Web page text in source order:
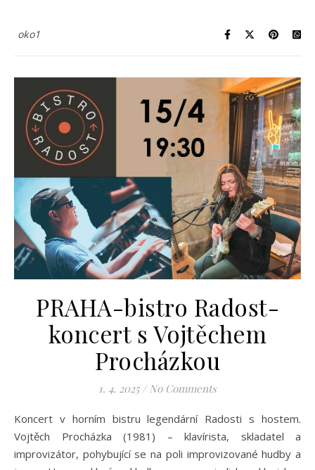
oko1
PRAHA-bistro Radost-
koncert s Vojtěchem
Procházkou
1. 4. 2025 / No Comments
Koncert v horním bistru legendární Radosti s hostem.
Vojtěch Procházka (1981) – klavírista, skladatel a
improvizátor, pohybující se na poli improvizované hudby a